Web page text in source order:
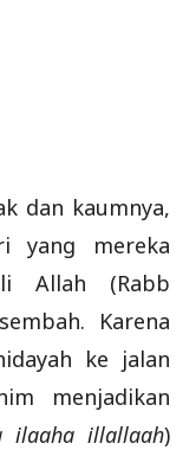
dan kaumnya,
yang mereka
Allah (Rabb
Karena
ke jalan
menjadikan
ilaaha illallaah)